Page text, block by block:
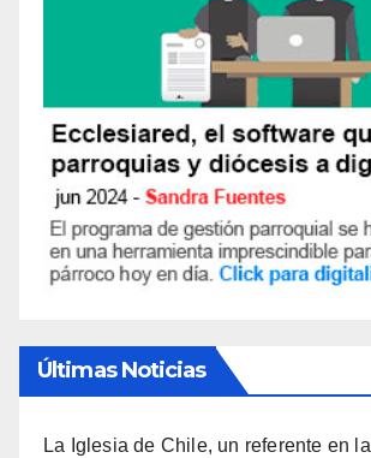
Últimas Noticias
La Iglesia de Chile, un referente en la